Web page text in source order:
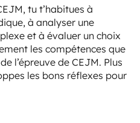
tu t’habitues à
à analyser une
et à évaluer un choix
les compétences que
l’épreuve de CEJM. Plus
les bons réflexes pour